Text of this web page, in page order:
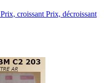
Prix, croissant Prix, décroissant